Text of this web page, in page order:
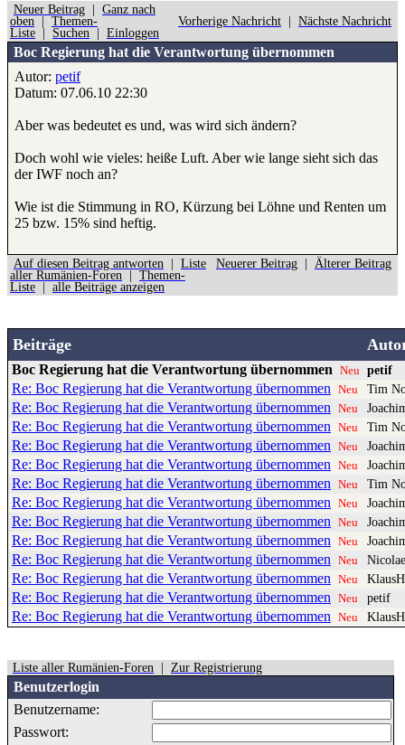
Neuer Beitrag
Ganz nach
oben
Themen-
Liste
Suchen Einloggen
Vorherige Nachricht Nächste Nachricht
Boc Regierung hat die Verantwortung übernommen
Autor: petif
Datum: 07.06.10 22:30
Aber was bedeutet es und, was wird sich ändern?
Doch wohl wie vieles: heiße Luft. Aber wie lange sieht sich das
der IWF noch an?
Wie ist die Stimmung in RO, Kürzung bei Löhne und Renten um
25 bzw. 15% sind heftig.
Auf diesen Beitrag antworten
Liste
aller Rumänien-Foren
Themen-
Liste
alle Beiträge anzeigen
Neuerer Beitrag Älterer Beitrag
Beiträge
Boc Regierung hat die Verantwortung übernommen Neu petif
Re: Boc Regierung hat die Verantwortung übernommen Neu Tim
Re: Boc Regierung hat die Verantwortung übernommen Neu
Re: Boc Regierung hat die Verantwortung übernommen Neu Tim
Re: Boc Regierung hat die Verantwortung übernommen Neu
Re: Boc Regierung hat die Verantwortung übernommen Neu
Re: Boc Regierung hat die Verantwortung übernommen Neu Tim
Re: Boc Regierung hat die Verantwortung übernommen Neu
Re: Boc Regierung hat die Verantwortung übernommen Neu
Re: Boc Regierung hat die Verantwortung übernommen Neu
Re: Boc Regierung hat die Verantwortung übernommen Neu
Re: Boc Regierung hat die Verantwortung übernommen Neu
Re: Boc Regierung hat die Verantwortung übernommen Neu petif
Re: Boc Regierung hat die Verantwortung übernommen Neu
Liste aller Rumänien-Foren Zur Registrierung
Benutzerlogin
Benutzername:
Passwort: